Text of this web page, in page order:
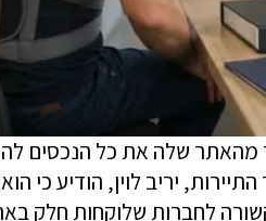
מהאתר שלה את כל הנכסים
בתגובה, שר התיירות, יריב לוין,